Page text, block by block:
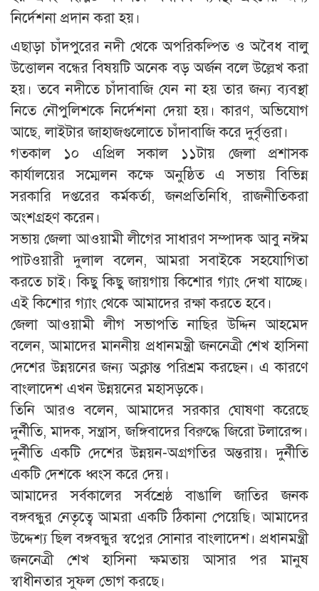
নির্দেশনা প্রদান করা হয়।
এছাড়া চাঁদপুরের নদী থেকে অপরিকল্পিত ও অবৈধ বালু
উত্তোলন বন্ধের বিষয়টি অনেক বড় অর্জন বলে উল্লেখ করা
হয়। তবে নদীতে চাঁদাবাজি যেন না হয় তার জন্য ব্যবস্থা
নিতে নৌপুলিশকে নির্দেশনা দেয়া হয়। কারণ, অভিযোগ
আছে, লাইটার জাহাজগুলোতে চাঁদাবাজি করে দুর্বৃত্তরা।
গতকাল ১০ এপ্রিল সকাল ১১টায় জেলা প্রশাসক
কার্যালয়ের সম্মেলন কক্ষে অনুষ্ঠিত এ সভায় বিভিন্ন
সরকারি দপ্তরের কর্মকর্তা, জনপ্রতিনিধি, রাজনীতিকরা
অংশগ্রহণ করেন।
সভায় জেলা আওয়ামী লীগের সাধারণ সম্পাদক আবু নঈম
পাটওয়ারী দুলাল বলেন, আমরা সবাইকে সহযোগিতা
করতে চাই। কিছু কিছু জায়গায় কিশোর গ্যাং দেখা যাচ্ছে।
এই কিশোর গ্যাং থেকে আমাদের রক্ষা করতে হবে।
জেলা আওয়ামী লীগ সভাপতি নাছির উদ্দিন আহমেদ
বলেন, আমাদের মাননীয় প্রধানমন্ত্রী জননেত্রী শেখ হাসিনা
দেশের উন্নয়নের জন্য অক্লান্ত পরিশ্রম করছেন। এ কারণে
বাংলাদেশ এখন উন্নয়নের মহাসড়কে।
তিনি আরও বলেন, আমাদের সরকার ঘোষণা করেছে
দুর্নীতি, মাদক, সন্ত্রাস, জঙ্গিবাদের বিরুদ্ধে জিরো টলারেন্স।
দুর্নীতি একটি দেশের উন্নয়ন-অগ্রগতির অন্তরায়। দুর্নীতি
একটি দেশকে ধ্বংস করে দেয়।
আমাদের সর্বকালের সর্বশ্রেষ্ঠ বাঙালি জাতির জনক
বঙ্গবন্ধুর নেতৃত্বে আমরা একটি ঠিকানা পেয়েছি। আমাদের
উদ্দেশ্য ছিল বঙ্গবন্ধুর স্বপ্নের সোনার বাংলাদেশ। প্রধানমন্ত্রী
জননেত্রী শেখ হাসিনা ক্ষমতায় আসার পর মানুষ
স্বাধীনতার সুফল ভোগ করছে।